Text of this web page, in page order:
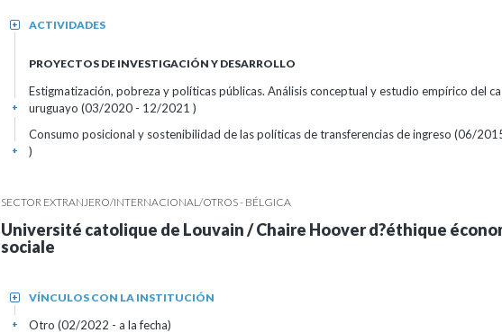
ACTIVIDADES
+
PROYECTOS DE INVESTIGACIÓN Y DESARROLLO
Estigmatización, pobreza y políticas públicas. Análisis conceptual y estudio empírico del
uruguayo (03/2020 - 12/2021 )
+
Consumo posicional y sostenibilidad de las políticas de transferencias de ingreso (06/
)
+
SECTOR EXTRANJERO/INTERNACIONAL/OTROS - BÉLGICA
Université catolique de Louvain / Chaire Hoover d?éthique
sociale
VÍNCULOS CON LA INSTITUCIÓN
+
Otro (02/2022 - a la fecha)
+